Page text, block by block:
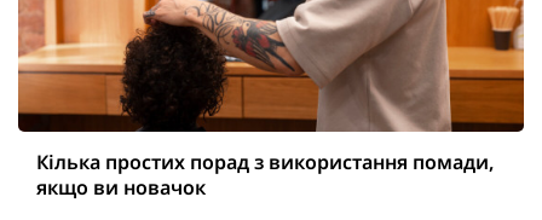
Кілька простих порад з використання помади,
якщо ви новачок